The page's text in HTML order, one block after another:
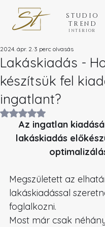
STUDIO
TREND
INTERIOR
Lakáskiadás -
készítsük fel
ingatlant?
2024. ápr. 2. 3 perc olvasás
NaN csillagot kapott az
Az ingatlan
lakáskiadás
Megszületett az
lakáskiadással
foglalkozni.
Most már csak